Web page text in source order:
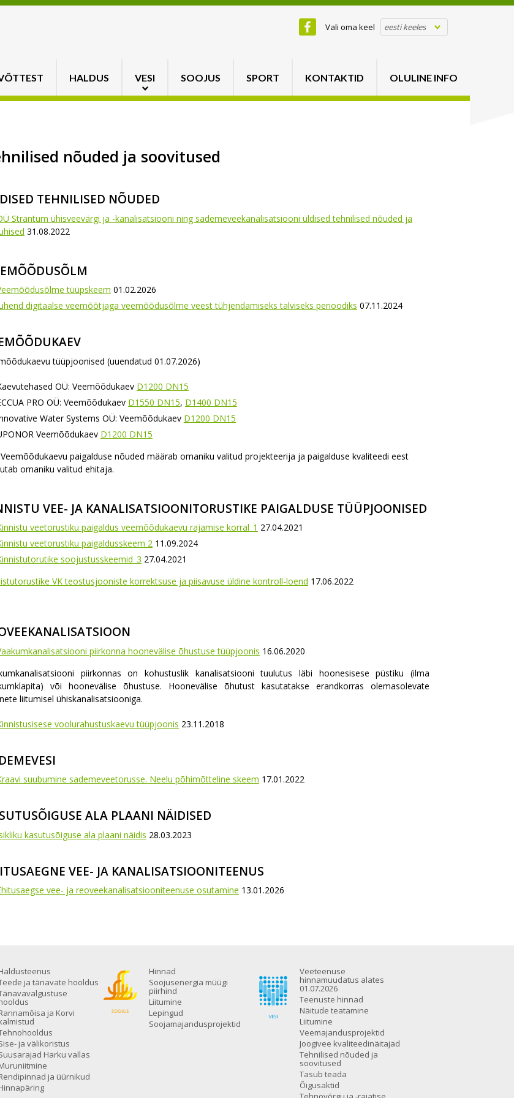
Vali oma keel eesti keeles
HALDUS VESI SOOJUS SPORT KONTAKTID OLULINE INFO
nõuded ja soovitused
TEHNILISED NÕUDED
Strantum ühisveevärgi ja -kanalisatsiooni ning sademeveekanalisatsiooni üldised tehnilised nõuded ja
31.08.2022
tüüpskeem 01.02.2026
digitaalse veemõõtjaga veemõõdusõlme veest tühjendamiseks talviseks perioodiks 07.11.2024
tüüpjoonised (uuendatud 01.07.2026)
OÜ: Veemõõdukaev D1200 DN15
PRO OÜ: Veemõõdukaev D1550 DN15, D1400 DN15
Water Systems OÜ: Veemõõdukaev D1200 DN15
Veemõõdukaev D1200 DN15
paigalduse nõuded määrab omaniku valitud projekteerija ja paigalduse kvaliteedi eest
omaniku valitud ehitaja.
VEE- JA KANALISATSIOONITORUSTIKE PAIGALDUSE TÜÜPJOONISED
veetorustiku paigaldus veemõõdukaevu rajamise korral_1 27.04.2021
veetorustiku paigaldusskeem 211.09.2024
soojustusskeemid_3 27.04.2021
VK teostusjooniste korrektsuse ja piisavuse üldine kontroll-loend 17.06.2022
piirkonna hoonevälise õhustuse tüüpjoonis 16.06.2020
piirkonnas on kohustuslik kanalisatsiooni tuulutus läbi hoonesisese püstiku (ilma
või hoonevälise õhustuse. Hoonevälise õhutust kasutatakse erandkorras olemasolevate
liitumisel ühiskanalisatsiooniga.
voolurahustuskaevu tüüpjoonis 23.11.2018
suubumine sademeveetorusse. Neelu põhimõtteline skeem 17.01.2022
ALA PLAANI NÄIDISED
kasutusõiguse ala plaani näidis 28.03.2023
VEE- JA KANALISATSIOONITEENUS
vee- ja reoveekanalisatsiooniteenuse osutamine 13.01.2026
ja tänavate hooldus
ja Korvi
ja välikoristus
Harku vallas
ja üürnikud
Hinnad
Soojusenergia müügi
piirhind
Liitumine
Lepingud
Soojamajandusprojektid
Veeteenuse
hinnamuudatus alates
01.07.2026
Teenuste hinnad
Näitude teatamine
Liitumine
Veemajandusprojektid
Joogivee kvaliteedinäitajad
Tehnilised nõuded ja
soovitused
Tasub teada
Õigusaktid